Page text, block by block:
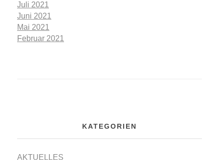
Juli 2021
Juni 2021
Mai 2021
Februar 2021
KATEGORIEN
AKTUELLES